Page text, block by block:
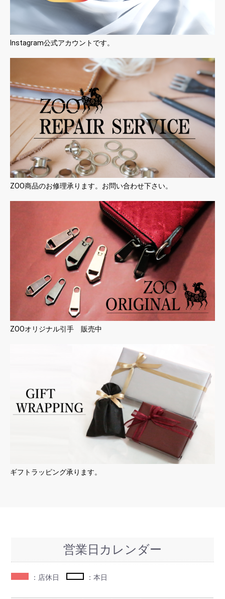
Instagram公式アカウントです。
ZOO商品のお修理承ります。お問い合わせ下さい。
ZOOオリジナル引手 販売中
ギフトラッピング承ります。
営業日カレンダー
：店休日 ：本日